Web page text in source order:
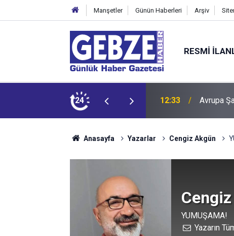
Manşetler Günün Haberleri Arşiv
RESMI
24 12:31 Gençlik
Anasayfa Yazarlar Cengiz Akgün
YUMUŞAMA!
Yazarın